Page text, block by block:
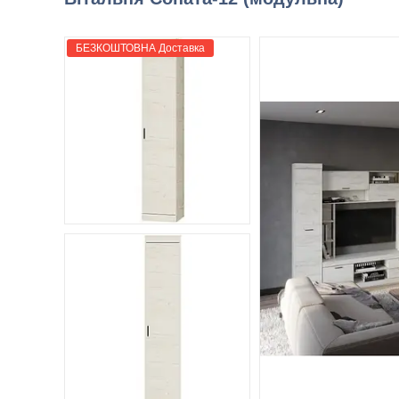
БЕЗКОШТОВНА Доставка